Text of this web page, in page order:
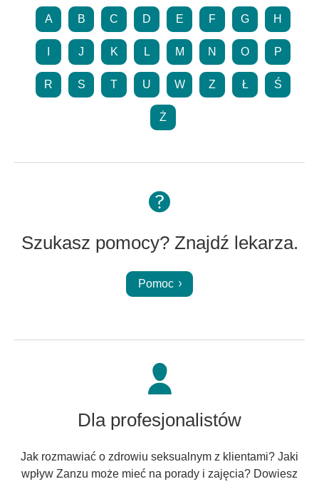
A B C D E F G H
J K L M N O P
R S T U W Z Ł Ś
Ż
Szukasz pomocy? Znajdź lekarza.
Pomoc
Dla profesjonalistów
Jak rozmawiać o zdrowiu seksualnym z klientami? Jaki
wpływ Zanzu może mieć na porady i zajęcia? Dowiesz